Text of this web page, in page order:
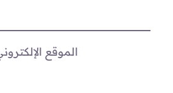
الموقع